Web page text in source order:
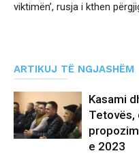
viktimën’, rusja i kthen
ARTIKUJ TË NGJASHËM
Kasami
Tetovës,
e 2023